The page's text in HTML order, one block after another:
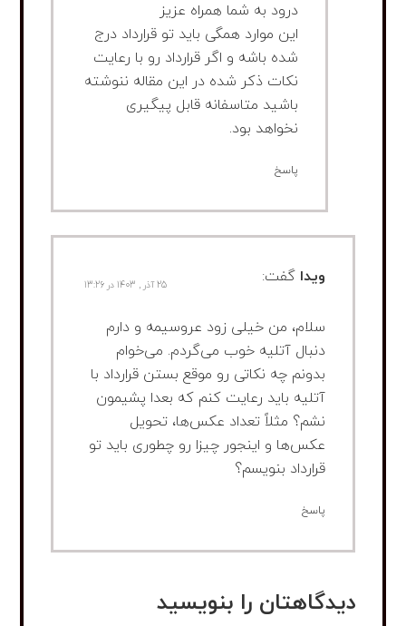
درود به شما همراه عزیز
این موارد همگی باید تو قرارداد درج
شده باشه و اگر قرارداد رو با رعایت
نکات ذکر شده در این مقاله ننوشته
باشید متاسفانه قابل پیگیری
نخواهد بود.
پاسخ
ویدا گفت: 25 آذر , 1403 در 13:26
سلام، من خیلی زود عروسیمه و دارم
دنبال آتلیه خوب می‌گردم. می‌خوام
بدونم چه نکاتی رو موقع بستن قرارداد با
آتلیه باید رعایت کنم که بعدا پشیمون
نشم؟ مثلاً تعداد عکس‌ها، تحویل
عکس‌ها و اینجور چیزا رو چطوری باید تو
قرارداد بنویسم؟
پاسخ
دیدگاهتان را بنویسید